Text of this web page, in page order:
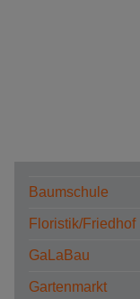
Baumschule
Floristik/Friedhof
GaLaBau
Gartenmarkt